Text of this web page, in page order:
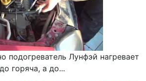
подогреватель Лунфэй нагревает
горяча, а до...